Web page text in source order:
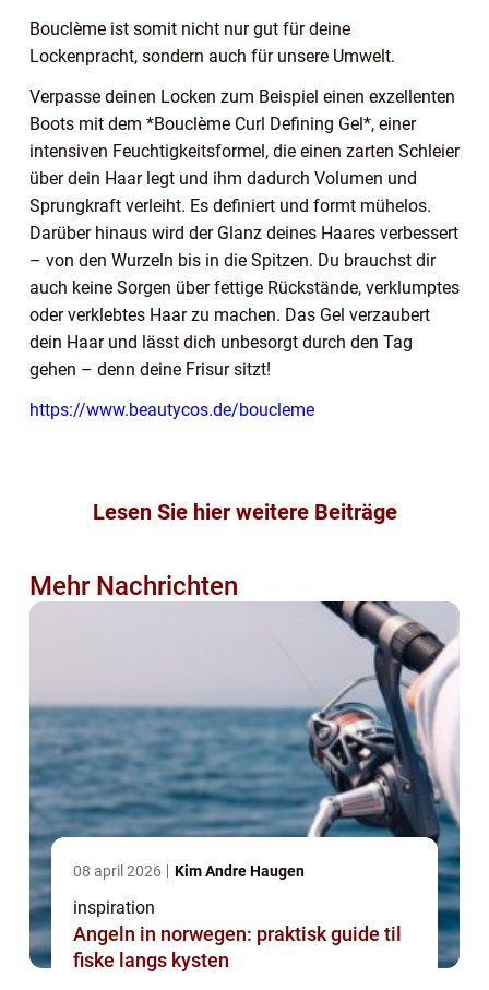
Bouclème ist somit nicht nur gut für deine
Lockenpracht, sondern auch für unsere Umwelt.
Verpasse deinen Locken zum Beispiel einen exzellenten
Boots mit dem *Bouclème Curl Defining Gel*, einer
intensiven Feuchtigkeitsformel, die einen zarten Schleier
über dein Haar legt und ihm dadurch Volumen und
Sprungkraft verleiht. Es definiert und formt mühelos.
Darüber hinaus wird der Glanz deines Haares verbessert
– von den Wurzeln bis in die Spitzen. Du brauchst dir
auch keine Sorgen über fettige Rückstände, verklumptes
oder verklebtes Haar zu machen. Das Gel verzaubert
dein Haar und lässt dich unbesorgt durch den Tag
gehen – denn deine Frisur sitzt!
https://www.beautycos.de/boucleme
Lesen Sie hier weitere Beiträge
Mehr Nachrichten
08 april 2026 Kim Andre Haugen
inspiration
Angeln in norwegen: praktisk guide til
fiske langs kysten